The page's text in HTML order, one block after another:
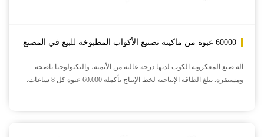
60000 عبوة من ماكينة تصنيع الأكواب المطبوخة للبيع في المصنع
آلة صنع المعكرونة الكوب لديها درجة عالية من الأتمتة، والتكنولوجيا ناضجة
ومستقرة. تبلغ الطاقة الإنتاجية لخط الإنتاج بأكمله 60.000 عبوة كل 8 ساعات.